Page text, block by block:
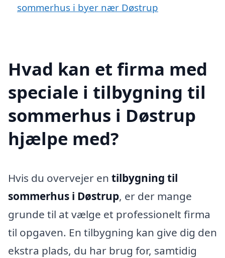
sommerhus i byer nær Døstrup
Hvad kan et firma med
speciale i tilbygning til
sommerhus i Døstrup
hjælpe med?
Hvis du overvejer en tilbygning til
sommerhus i Døstrup, er der mange
grunde til at vælge et professionelt firma
til opgaven. En tilbygning kan give dig den
ekstra plads, du har brug for, samtidig